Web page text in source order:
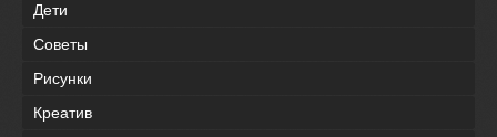
Дети
Советы
Рисунки
Креатив